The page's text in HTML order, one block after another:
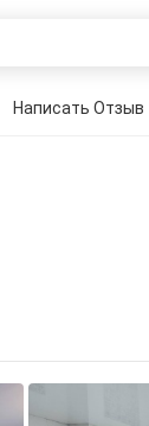
Написать Отзыв